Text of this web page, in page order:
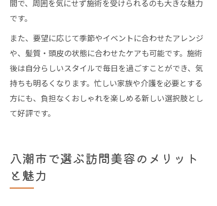
間で、周囲を気にせず施術を受けられるのも大きな魅力
です。
また、要望に応じて季節やイベントに合わせたアレンジ
や、髪質・頭皮の状態に合わせたケアも可能です。施術
後は自分らしいスタイルで毎日を過ごすことができ、気
持ちも明るくなります。忙しい家族や介護を必要とする
方にも、負担なくおしゃれを楽しめる新しい選択肢とし
て好評です。
八潮市で選ぶ訪問美容のメリット
と魅力